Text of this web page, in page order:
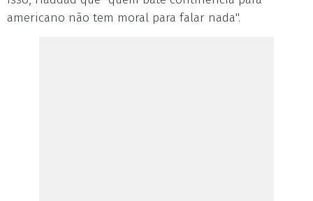
americano não tem moral para falar nada".